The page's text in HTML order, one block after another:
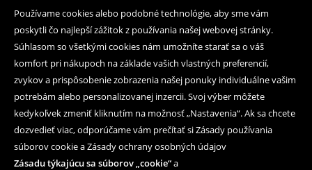
Používame cookies alebo podobné technológie, aby sme vám
poskytli čo najlepší zážitok z používania našej webovej stránky.
Súhlasom so všetkými cookies nám umožníte starať sa o váš
komfort pri nákupoch na základe vašich vlastných preferencií,
zvykov a prispôsobenie zobrazenia našej ponuky individuálne vašim
potrebám alebo personalizovanej inzercii. Svoj výber môžete
kedykoľvek zmeniť kliknutím na možnosť „Nastavenia“. Ak sa chcete
dozvedieť viac, odporúčame vám prečítať si Zásady používania
súborov cookie a Zásady ochrany osobných údajov
Zásadu týkajúcu sa súborov „cookie“a